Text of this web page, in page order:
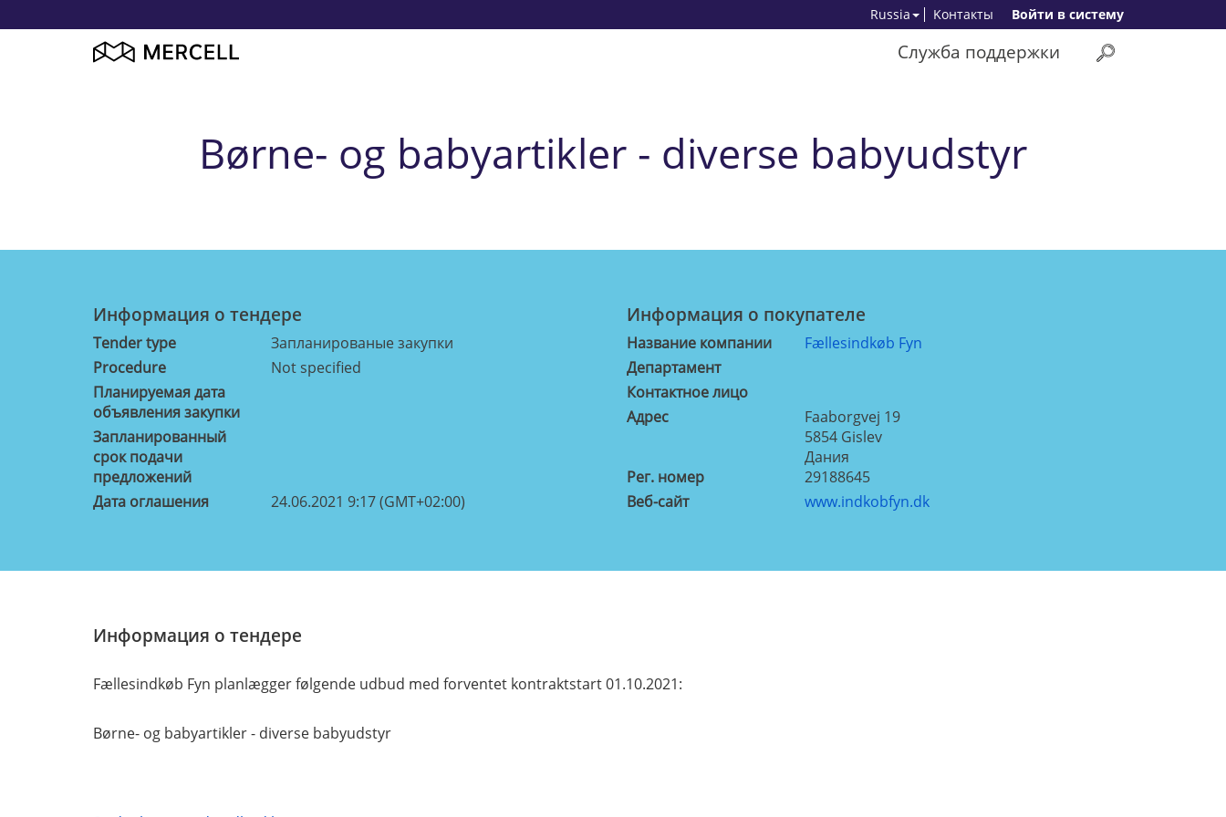
Bойти в систему
Kонтакты
Russia
Служба поддержки
Børne- og babyartikler - diverse babyudstyr
Информация о тендерe
Tender type
Запланированые закупки
Procedure
Not specified
Планируемая дата
объявления закупки
Запланированный
срок подачи
предложений
Дата оглашения
24.06.2021 9:17 (GMT+02:00)
Информация о покупателе
Название компании
Fællesindkøb Fyn
Департамент
Контактное лицо
Aдрес
Faaborgvej 19
5854 Gislev
Дания
Рег. номер
29188645
Веб-сайт
www.indkobfyn.dk
Информация о тендере
Fællesindkøb Fyn planlægger følgende udbud med forventet kontraktstart 01.10.2021:
Børne- og babyartikler - diverse babyudstyr